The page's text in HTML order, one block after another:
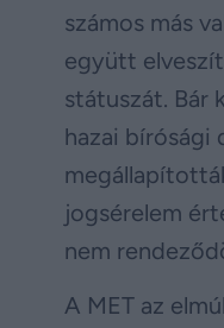
számos más
együtt
státuszát. Bár
hazai bírósági
jogsérelem
nem
A MET az